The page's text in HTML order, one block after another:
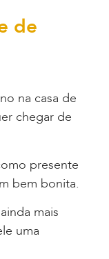
de
na casa de
chegar de
presente
bem bonita.
mais
uma